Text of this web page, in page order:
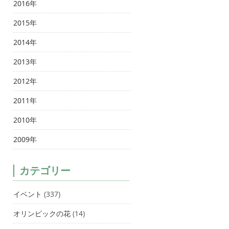
2016年
2015年
2014年
2013年
2012年
2011年
2010年
2009年
カテゴリー
イベント (337)
オリンピックの花 (14)